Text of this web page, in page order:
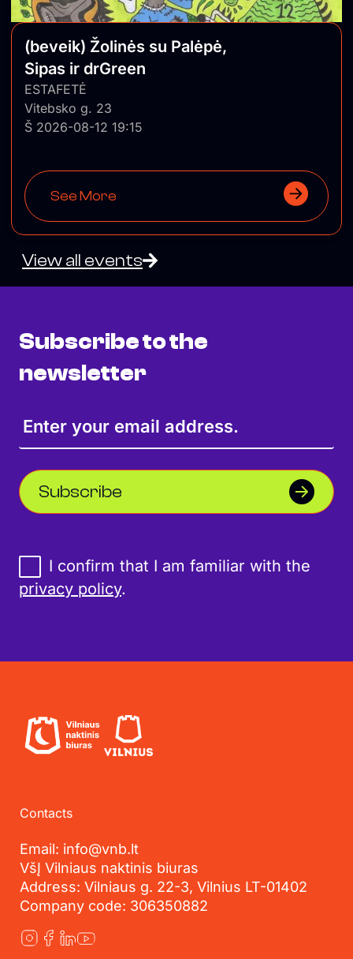
(beveik) Žolinės su Palėpė,
Sipas ir drGreen
ESTAFETĖ
Vitebsko g. 23
Š 2026-08-12 19:15
See More
View all events
Subscribe to the
newsletter
Subscribe
I confirm that I am familiar with the
privacy policy.
Contacts
Email: info@vnb.lt
VšĮ Vilniaus naktinis biuras
Address: Vilniaus g. 22-3, Vilnius LT-01402
Company code: 306350882